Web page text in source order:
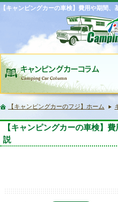
【キャンピングカーの車検】費用や期間、
【キャンピングカーのフジ】ホーム
【キャンピングカーの車検】
説